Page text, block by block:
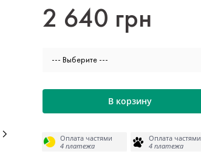
2 640 грн
--- Выберите ---
В корзину
Оплата частями
4 платежа
Оплата частями
4 платежа